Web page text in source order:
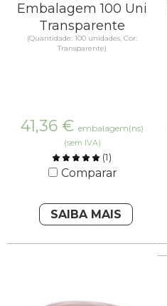
Embalagem 100 Uni
Transparente
(Quantidade: 100 unidades, Cor:
Transparente)
41,36 € embalagem(ns)
(sem IVA)
(1)
Comparar
SAIBA MAIS